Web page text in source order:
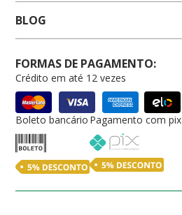
BLOG
FORMAS DE PAGAMENTO:
Crédito em até 12 vezes
Boleto bancário Pagamento com pix